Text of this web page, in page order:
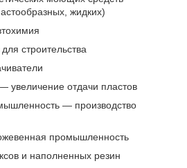
жидких)
строительства
увеличение отдачи пластов
— производство
промышленность
и наполненных резин